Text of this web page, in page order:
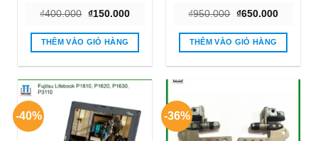
₫400.000 Giá
là:
₫400.000.
₫150.000Giá
tại
₫150.000.
THÊM VÀO GIỎ HÀNG
₫950.000 Giá
là:
₫950.000.
₫650.000Giá
tại
THÊM VÀO GIỎ HÀNG
-40% -36%